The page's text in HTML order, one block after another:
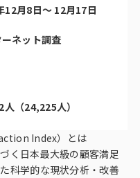
12月8日～ 12月17日
ネット調査
（24,225人）
Index）とは
く日本最大級の顧客満足
科学的な現状分析・改善